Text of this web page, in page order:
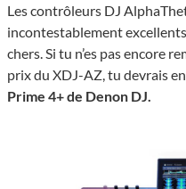
Les contrôleurs DJ
incontestablement
chers. Si tu n’es pas encore
prix du XDJ-AZ, tu devrais
Prime 4+ de Denon DJ.